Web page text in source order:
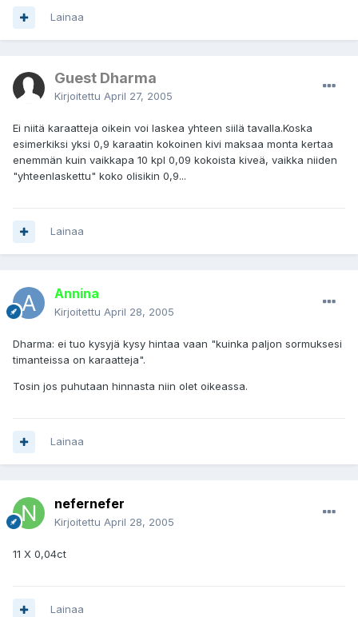
Lainaa
Guest Dharma
Kirjoitettu April 27, 2005
Ei niitä karaatteja oikein voi laskea yhteen siilä tavalla.Koska
esimerkiksi yksi 0,9 karaatin kokoinen kivi maksaa monta kertaa
enemmän kuin vaikkapa 10 kpl 0,09 kokoista kiveä, vaikka niiden
"yhteenlaskettu" koko olisikin 0,9...
Lainaa
Annina
Kirjoitettu April 28, 2005
Dharma: ei tuo kysyjä kysy hintaa vaan "kuinka paljon sormuksesi
timanteissa on karaatteja".
Tosin jos puhutaan hinnasta niin olet oikeassa.
Lainaa
nefernefer
Kirjoitettu April 28, 2005
11 X 0,04ct
Lainaa